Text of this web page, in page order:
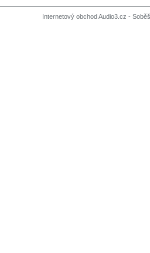
Internetový obchod Audio3.cz -